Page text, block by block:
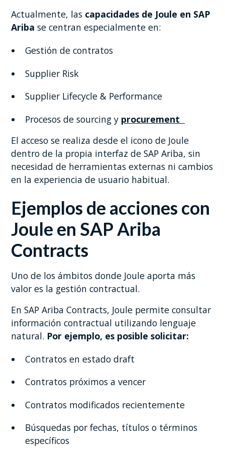
Actualmente, las capacidades de Joule en SAP
Ariba se centran especialmente en:
Gestión de contratos
Supplier Risk
Supplier Lifecycle & Performance
Procesos de sourcing y procurement
El acceso se realiza desde el icono de Joule
dentro de la propia interfaz de SAP Ariba, sin
necesidad de herramientas externas ni cambios
en la experiencia de usuario habitual.
Ejemplos de acciones con
Joule en SAP Ariba
Contracts
Uno de los ámbitos donde Joule aporta más
valor es la gestión contractual.
En SAP Ariba Contracts, Joule permite consultar
información contractual utilizando lenguaje
natural. Por ejemplo, es posible solicitar:
Contratos en estado draft
Contratos próximos a vencer
Contratos modificados recientemente
Búsquedas por fechas, títulos o términos
específicos